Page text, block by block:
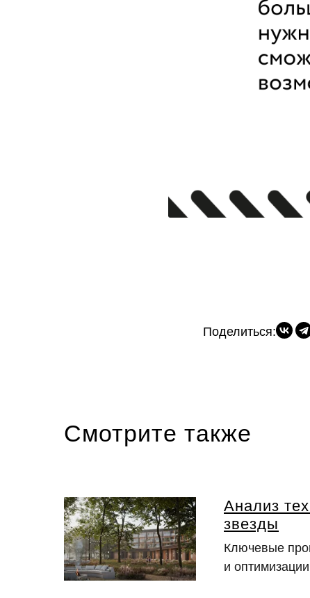
Поделиться:
Смотрите также
Анализ
звезды
Ключевые
и